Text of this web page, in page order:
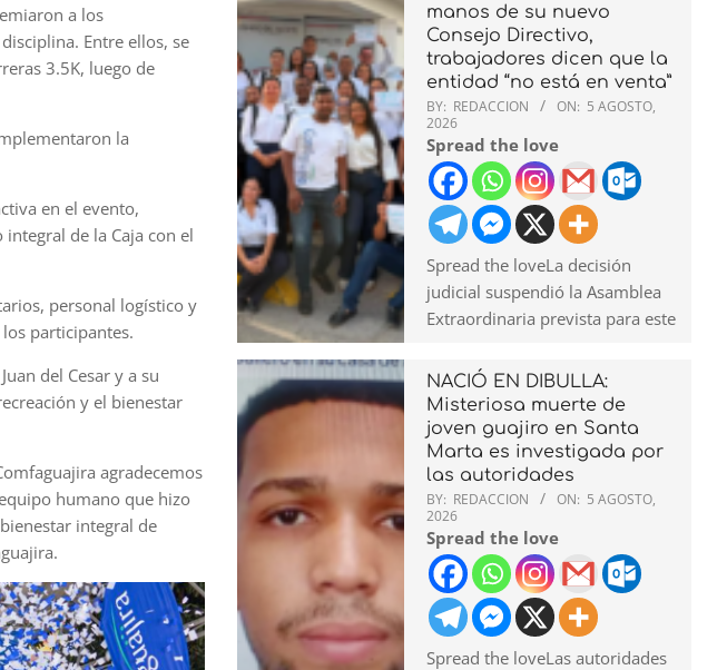
a los
Entre ellos, se
3.5K, luego de
la
en el evento,
de la Caja con el
personal logístico y
participantes.
del Cesar y a su
y el bienestar
agradecemos
humano que hizo
integral de
manos de su nuevo
Consejo Directivo,
trabajadores dicen que la
entidad “no está en venta”
BY: REDACCION ON: 5 AGOSTO,
2026
Spread the love
Spread the loveLa decisión
judicial suspendió la Asamblea
Extraordinaria prevista para este
NACIÓ EN DIBULLA:
Misteriosa muerte de
joven guajiro en Santa
Marta es investigada por
las autoridades
BY: REDACCION ON: 5 AGOSTO,
2026
Spread the love
Spread the loveLas autoridades